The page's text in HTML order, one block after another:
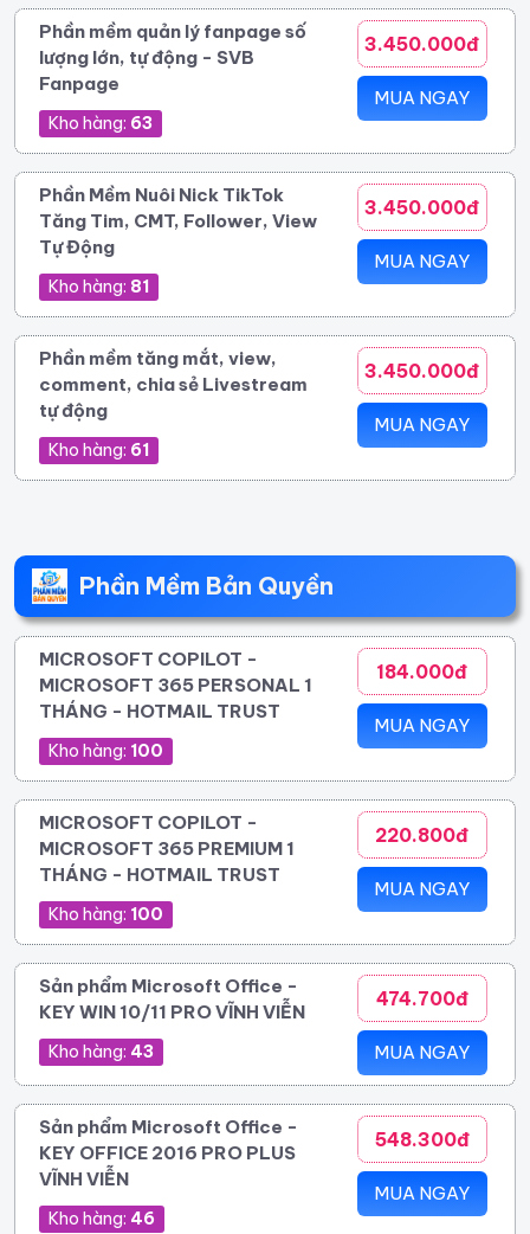
Phần mềm quản lý fanpage số
lượng lớn, tự động - SVB
Fanpage
Kho hàng: 63
3.450.000đ
MUA NGAY
Phần Mềm Nuôi Nick TikTok
Tăng Tim, CMT, Follower, View
Tự Động
Kho hàng: 81
3.450.000đ
MUA NGAY
Phần mềm tăng mắt, view,
comment, chia sẻ Livestream
tự động
Kho hàng: 61
3.450.000đ
MUA NGAY
Phần Mềm Bản Quyền
MICROSOFT COPILOT -
MICROSOFT 365 PERSONAL 1
THÁNG - HOTMAIL TRUST
Kho hàng: 100
184.000đ
MUA NGAY
MICROSOFT COPILOT -
MICROSOFT 365 PREMIUM 1
THÁNG - HOTMAIL TRUST
Kho hàng: 100
220.800đ
MUA NGAY
Sản phẩm Microsoft Office -
KEY WIN 10/11 PRO VĨNH VIỄN
Kho hàng: 43
474.700đ
MUA NGAY
Sản phẩm Microsoft Office -
KEY OFFICE 2016 PRO PLUS
VĨNH VIỄN
Kho hàng: 46
548.300đ
MUA NGAY